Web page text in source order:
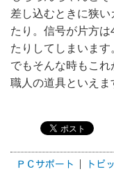
差し込むときに狭
たり。信号が片方
たりしてしまいます
でもそんな時もこれ
職人の道具といえま
ＰＣサポート トピ